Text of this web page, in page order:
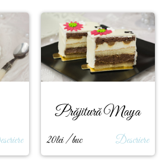
Prăjitură Maya
20lei / buc Descriere